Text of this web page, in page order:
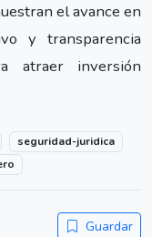
el avance en
y transparencia
atraer inversión
seguridad-juridica
Guardar